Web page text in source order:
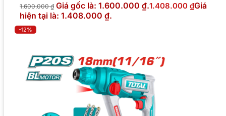
1.600.000₫ Giá gốc là: 1.600.000 ₫.1.408.000 ₫Giá
hiện tại là: 1.408.000 ₫.
-12%